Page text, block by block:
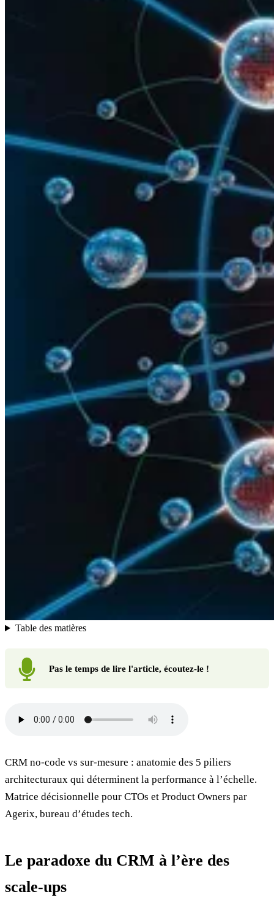
Table des matières
Pas le temps de lire l'article, écoutez-le !
CRM no-code vs sur-mesure : anatomie des 5 piliers
architecturaux qui déterminent la performance à l’échelle.
Matrice décisionnelle pour CTOs et Product Owners par
Agerix, bureau d’études tech.
Le paradoxe du CRM à l’ère des
scale-ups